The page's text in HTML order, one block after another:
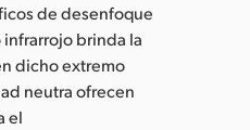
de desenfoque
brinda la
dicho extremo
neutra ofrecen
el